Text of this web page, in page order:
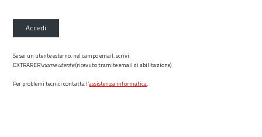
Accedi
Se sei un utente esterno, nel campo email, scrivi
EXTRARER\nome utente(ricevuto tramite email di abilitazione)
Per problemi tecnici contatta l’assistenza informatica.